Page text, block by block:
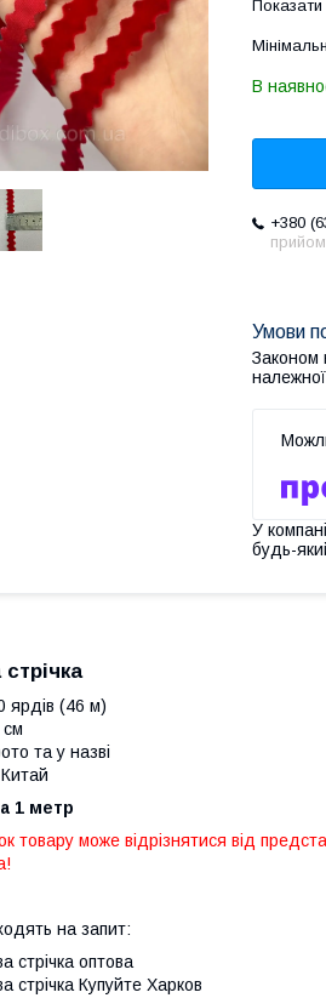
Показати
В
+380
Законом
належної
У
будь-
ярдів (46 м)
та у назві
1 метр
товару може відрізнятися від
на запит:
стрічка оптова
стрічка Купуйте Харков